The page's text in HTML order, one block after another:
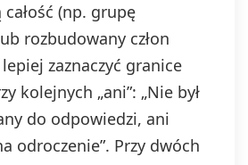
(np. grupę
rozbudowany człon
zaznaczyć granice
kolejnych „ani”: „Nie był
do odpowiedzi, ani
odroczenie”. Przy dwóch